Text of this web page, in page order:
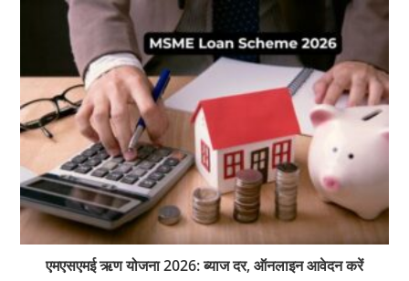
एमएसएमई ऋण योजना 2026: ब्याज दर, ऑनलाइन आवेदन करें